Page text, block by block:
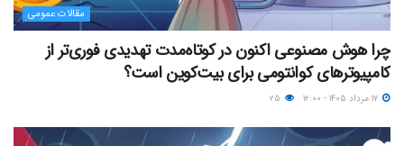
مقالات عمومی
چرا هوش مصنوعی اکنون در کوتاه‌مدت تهدیدی فوری‌تر از
کامپیوترهای کوانتومی برای بیت‌کوین است؟